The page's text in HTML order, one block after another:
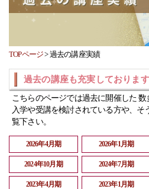
TOPページ>過去の講座実績
過去の講座も充実しておりま
こちらのページでは過去に開催した
入学や受講を検討されている方や、
覧下さい。
2026年4月期 2026年1月期
2024年10月期 2024年7月期
2023年4月期 2023年1月期